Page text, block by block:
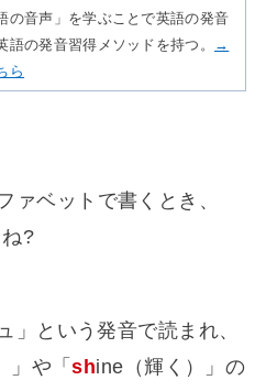
の音声」を学ぶことで英語の発音
語の発音習得メソッドを持つ。
→
ら
ァベットで書くとき、
?
」という発音で読まれ、
」や「shine（輝く）」の